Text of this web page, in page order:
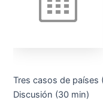
Tres casos de países
Discusión (30 min)